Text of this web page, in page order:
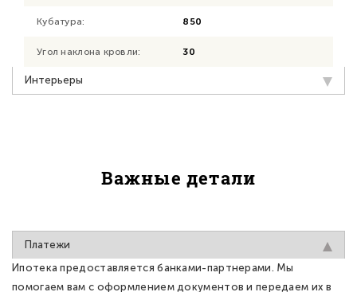
Кубатура: 850
Угол наклона кровли: 30
Интерьеры
Важные детали
Платежи
Ипотека предоставляется банками-партнерами. Мы
помогаем вам с оформлением документов и передаем их в